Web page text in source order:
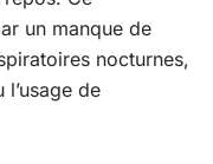
un manque de
nocturnes,
de